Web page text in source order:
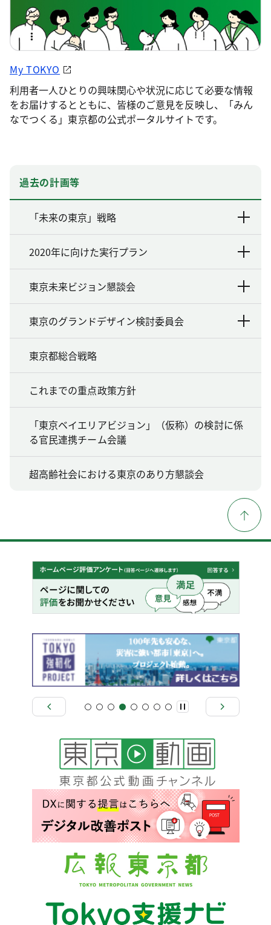
My TOKYO
利用者一人ひとりの興味関心や状況に応じて必要な情報
をお届けするとともに、皆様のご意見を反映し、「みん
なでつくる」東京都の公式ポータルサイトです。
過去の計画等
「未来の東京」戦略
2020年に向けた実行プラン
東京未来ビジョン懇談会
東京のグランドデザイン検討委員会
東京都総合戦略
これまでの重点政策方針
「東京ベイエリアビジョン」（仮称）の検討に係
る官民連携チーム会議
超高齢社会における東京のあり方懇談会